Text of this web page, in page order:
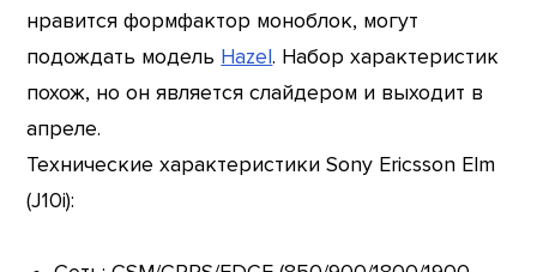
нравится формфактор моноблок, могут
подождать модель Hazel. Набор характеристик
похож, но он является слайдером и выходит в
апреле.
Технические характеристики Sony Ericsson Elm
(J10i):